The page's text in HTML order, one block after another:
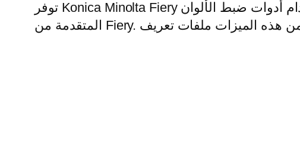
توفر Konica Minolta Fiery ميزات فريدة لإدارة الألوان. يمكن للمستخدمين تحقيق مطابقة مثالية للألوان باستخدام أدوات ضبط الألوان